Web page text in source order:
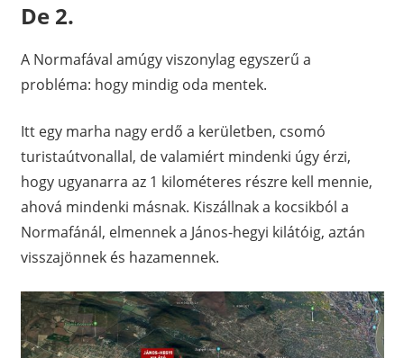
De 2.
A Normafával amúgy viszonylag egyszerű a
probléma: hogy mindig oda mentek.
Itt egy marha nagy erdő a kerületben, csomó
turistaútvonallal, de valamiért mindenki úgy érzi,
hogy ugyanarra az 1 kilométeres részre kell mennie,
ahová mindenki másnak. Kiszállnak a kocsikból a
Normafánál, elmennek a János-hegyi kilátóig, aztán
visszajönnek és hazamennek.